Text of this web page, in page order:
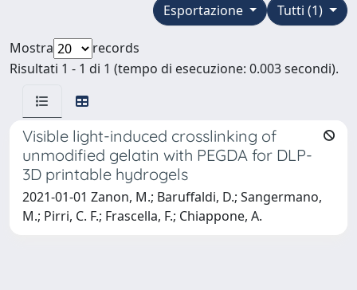
Tutti (1)
Esportazione
Mostra
records
Risultati 1 - 1 di 1 (tempo di esecuzione: 0.003 secondi).
Visible light-induced crosslinking of
unmodified gelatin with PEGDA for DLP-
3D printable hydrogels
2021-01-01 Zanon, M.; Baruffaldi, D.; Sangermano,
M.; Pirri, C. F.; Frascella, F.; Chiappone, A.